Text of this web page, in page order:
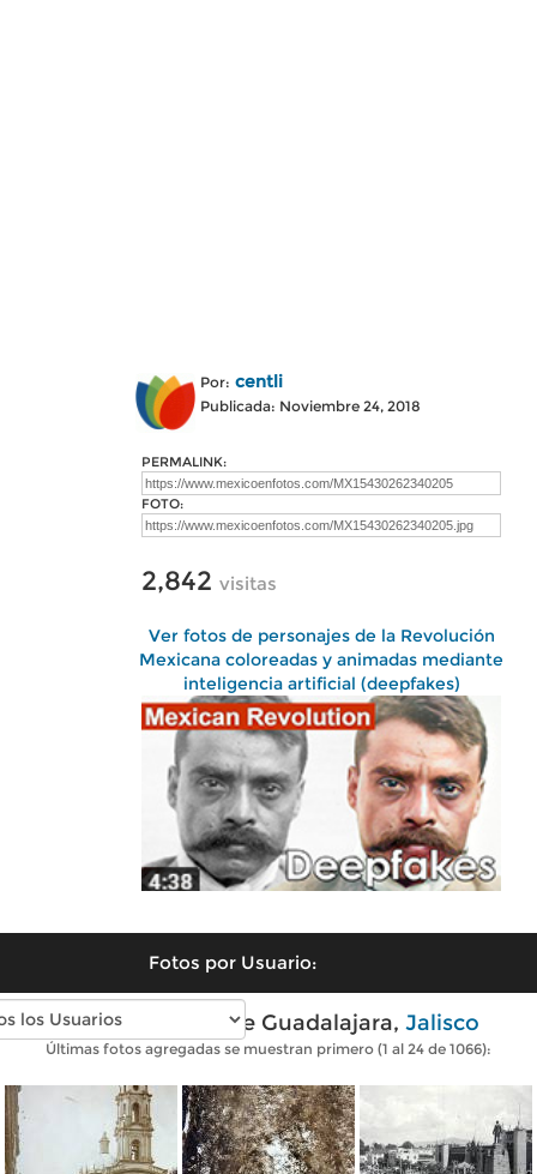
Por: centli
Publicada: Noviembre 24, 2018
PERMALINK:
FOTO:
2,842 visitas
Ver fotos de personajes de la Revolución
Mexicana coloreadas y animadas mediante
inteligencia artificial (deepfakes)
Fotos por Usuario:
Fotos antiguas de Guadalajara, Jalisco
Últimas fotos agregadas se muestran primero (1 al 24 de 1066):